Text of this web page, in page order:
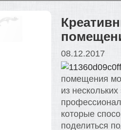
08.12.2017
помещения
из
которые
поделиться